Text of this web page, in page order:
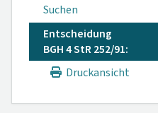
Suchen
Entscheidung
BGH 4 StR 252/91:
Druckansicht